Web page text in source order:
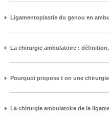
Ligamentoplastie du genou en
La chirurgie ambulatoire :
Pourquoi propose t on une
La chirurgie ambulatoire de la